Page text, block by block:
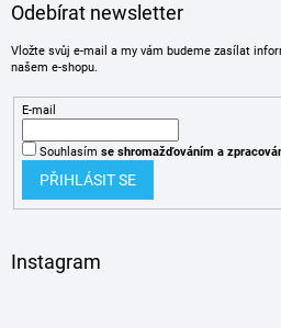
Odebírat newsletter
Vložte svůj e-mail a my vám budeme zasílat
našem e-shopu.
E-mail
Souhlasím se shromažďováním a
PŘIHLÁSIT SE
Instagram